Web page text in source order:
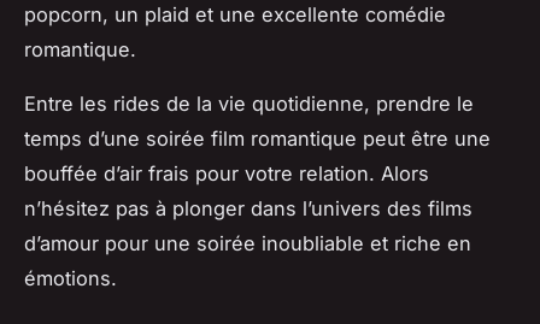
popcorn, un plaid et une excellente comédie
romantique.
Entre les rides de la vie quotidienne, prendre le
temps d’une soirée film romantique peut être une
bouffée d’air frais pour votre relation. Alors
n’hésitez pas à plonger dans l’univers des films
d’amour pour une soirée inoubliable et riche en
émotions.